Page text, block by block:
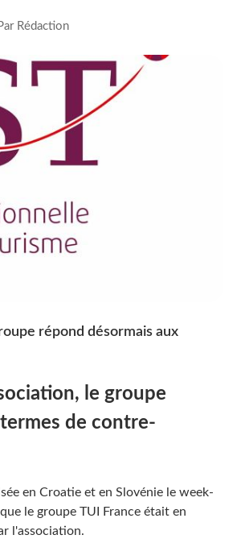
Rédaction
répond désormais aux
le groupe
de contre-
en Croatie et en Slovénie le week-
le groupe TUI France était en
l'association.